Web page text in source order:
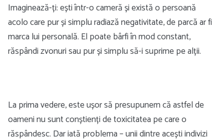
Imaginează-ți: ești într-o cameră și există o persoană
acolo care pur și simplu radiază negativitate, de parcă ar fi
marca lui personală. El poate bârfi în mod constant,
răspândi zvonuri sau pur și simplu să-i suprime pe alții.
La prima vedere, este ușor să presupunem că astfel de
oameni nu sunt conștienți de toxicitatea pe care o
răspândesc. Dar iată problema – unii dintre acești indivizi